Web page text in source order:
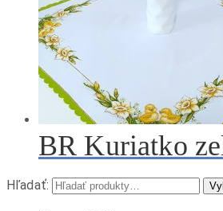
BR Kuriatko
Hľadať: